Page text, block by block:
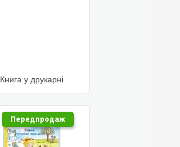
Книга у друкарні
Передпродаж